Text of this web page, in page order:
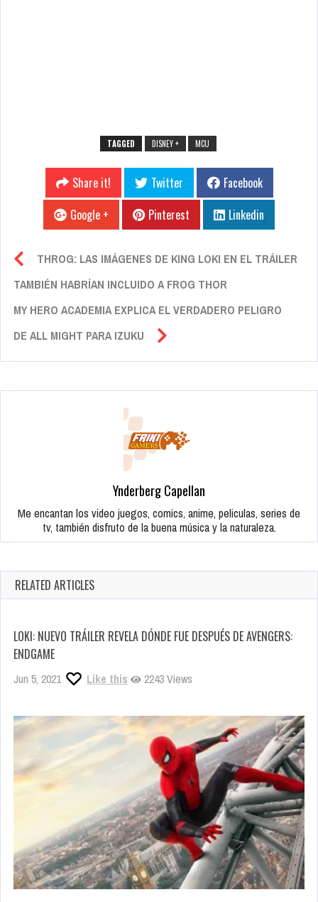
TAGGED DISNEY + MCU
Share it! Twitter
Facebook
Google +
Pinterest Linkedin
THROG: LAS IMÁGENES DE KING LOKI EN EL TRÁILER
TAMBIÉN HABRÍAN INCLUIDO A FROG THOR
MY HERO ACADEMIA EXPLICA EL VERDADERO PELIGRO
DE ALL MIGHT PARA IZUKU
Ynderberg Capellan
Me encantan los video juegos, comics, anime, peliculas, series de
tv, también disfruto de la buena música y la naturaleza.
RELATED ARTICLES
LOKI: NUEVO TRÁILER REVELA DÓNDE FUE DESPUÉS DE AVENGERS:
ENDGAME
Jun 5, 2021 Like this 2243 Views